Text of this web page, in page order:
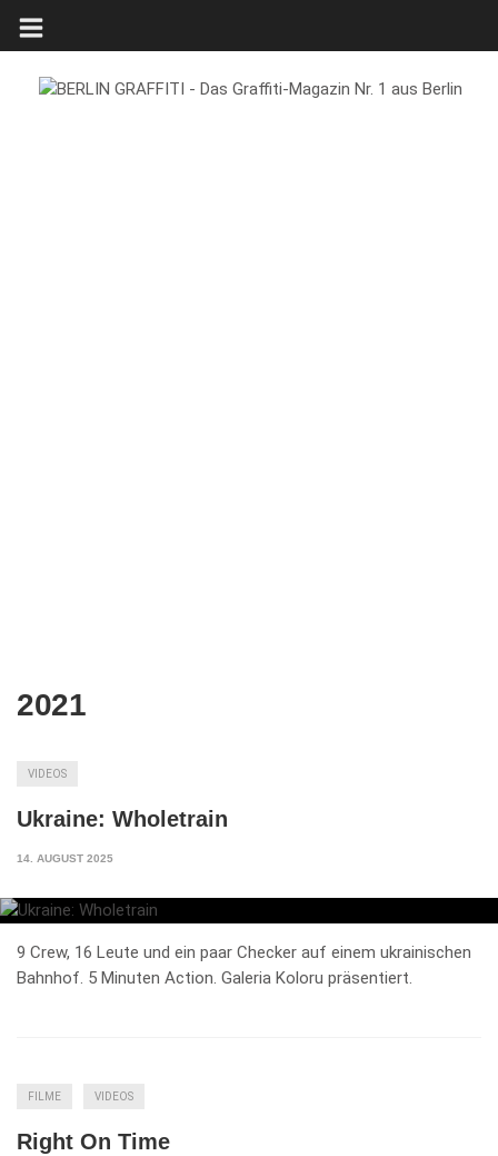
2021
VIDEOS
Ukraine: Wholetrain
14. AUGUST 2025
9 Crew, 16 Leute und ein paar Checker auf einem ukrainischen
Bahnhof. 5 Minuten Action. Galeria Koloru präsentiert.
FILME VIDEOS
Right On Time